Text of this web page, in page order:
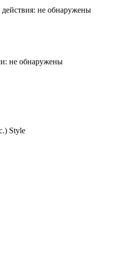
не обнаружены
не обнаружены
Style